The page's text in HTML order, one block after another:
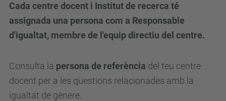
Cada centre docent i Institut de recerca té
assignada una persona com a Responsable
d'igualtat, membre de l'equip directiu del centre.
Consulta la persona de referència del teu centre
docent per a les qüestions relacionades amb la
igualtat de gènere.